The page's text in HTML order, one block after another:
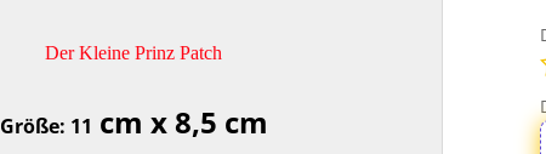
Der Kleine Prinz Patch
Größe: 11 cm x 8,5 cm